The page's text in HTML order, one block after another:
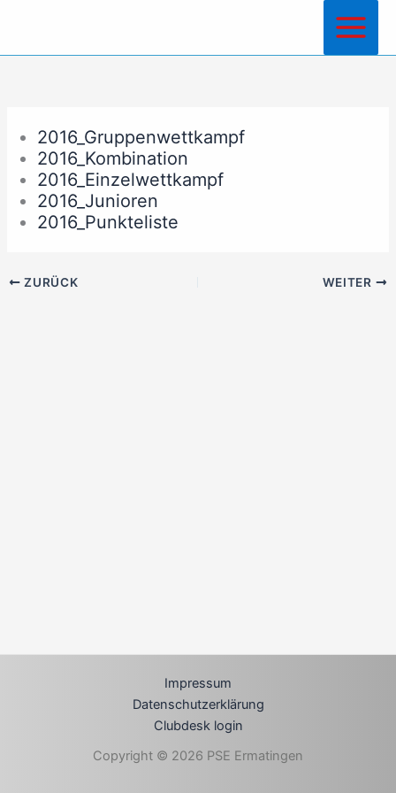
springen
2016_Gruppenwettkampf
2016_Kombination
2016_Einzelwettkampf
2016_Junioren
2016_Punkteliste
ZURÜCK WEITER
Impressum
Datenschutzerklärung
Clubdesk login
Copyright © 2026 PSE Ermatingen